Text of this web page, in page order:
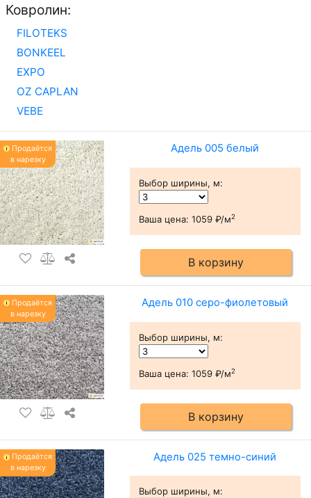
Ковролин:
FILOTEKS
BONKEEL
EXPO
OZ CAPLAN
VEBE
Продаётся
в нарезку
Адель 005 белый
Выбор ширины, м:
Ваша цена: 1059 ₽/м2
В корзину
Продаётся
в нарезку
Адель 010 серо-фиолетовый
Выбор ширины, м:
Ваша цена: 1059 ₽/м2
В корзину
Продаётся
в нарезку
Адель 025 темно-синий
Выбор ширины, м: